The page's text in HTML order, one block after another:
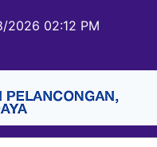
2026 02:12 PM